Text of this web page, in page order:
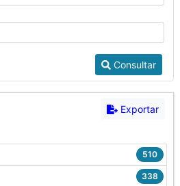
Consultar
Exportar
510
338